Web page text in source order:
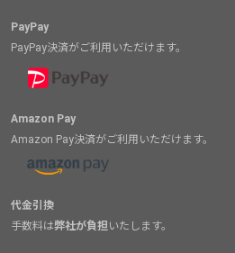
PayPay
PayPay決済がご利用いただけます。
Amazon Pay
Amazon Pay決済がご利用いただけます。
代金引換
手数料は弊社が負担いたします。